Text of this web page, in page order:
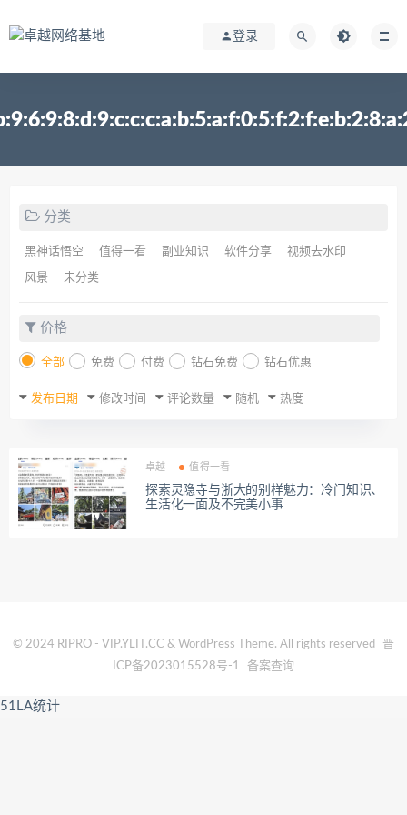
登录
分类
黑神话悟空 值得一看 副业知识 软件分享 视频去水印
风景 未分类
价格
全部 免费 付费 钻石免费 钻石优惠
发布日期 修改时间 评论数量 随机 热度
卓越 值得一看
探索灵隐寺与浙大的别样魅力：冷门知识、
生活化一面及不完美小事
© 2024 RIPRO - VIP.YLIT.CC & WordPress Theme. All rights reserved
晋
ICP备2023015528号-1
备案查询
51LA统计